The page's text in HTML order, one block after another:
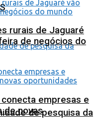
de pesquisa da
rurais de Jaguaré
de negócios do
empresas e
de novas